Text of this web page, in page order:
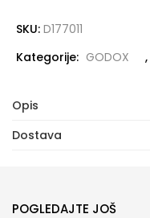
SKU: D177011
Kategorije: GODOX ,
Opis
Dostava
POGLEDAJTE JOŠ